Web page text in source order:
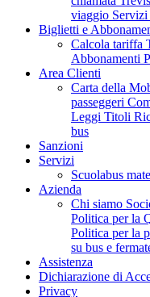
viaggio Servizi
Biglietti e
Calcola tariffa
Abbonamenti
Area Clienti
Carta della
passeggeri
Leggi Titoli
bus
Sanzioni
Servizi
Scuolabus
Azienda
Chi siamo
Politica per la
Politica per la
su bus e
Assistenza
Dichiarazione di
Privacy